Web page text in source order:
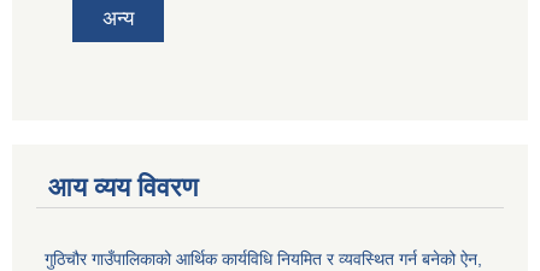
अन्य
आय व्यय विवरण
गुठिचौर गाउँपालिकाको आर्थिक कार्यविधि नियमित र व्यवस्थित गर्न बनेको ऐन,